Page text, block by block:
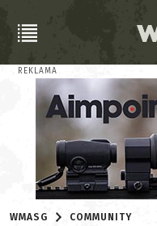
REKLAMA
WMASG COMMUNITY